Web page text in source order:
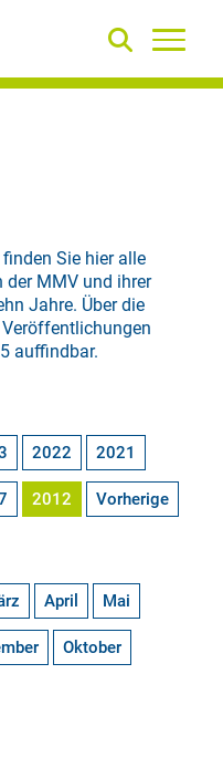
Sie hier alle
MMV und ihrer
Jahre. Über die
auffindbar.
2022 2021
2012 Vorherige
April Mai
Oktober